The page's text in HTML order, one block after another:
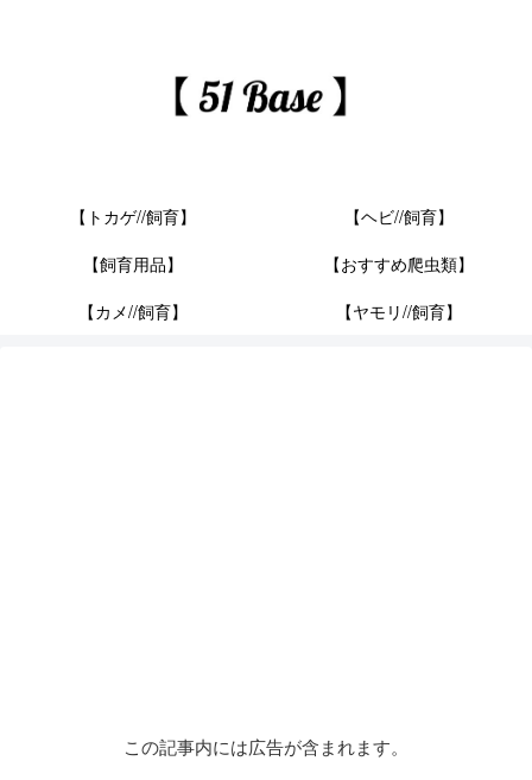
【トカゲ//飼育】
【ヘビ//飼育】
【飼育用品】
【おすすめ爬虫類】
【カメ//飼育】
【ヤモリ//飼育】
この記事内には広告が含まれます。